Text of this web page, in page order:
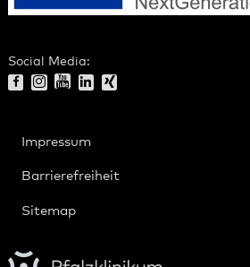
Social Media:
Impressum
Barrierefreiheit
Sitemap